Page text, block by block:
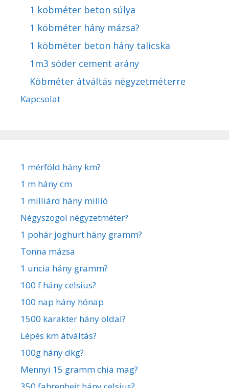
1 köbméter beton súlya
1 köbméter hány mázsa?
1 köbméter beton hány talicska
1m3 sóder cement arány
Köbméter átváltás négyzetméterre
Kapcsolat
1 mérföld hány km?
1 m hány cm
1 milliárd hány millió
Négyszögöl négyzetméter?
1 pohár joghurt hány gramm?
Tonna mázsa
1 uncia hány gramm?
100 f hány celsius?
100 nap hány hónap
1500 karakter hány oldal?
Lépés km átváltás?
100g hány dkg?
Mennyi 15 gramm chia mag?